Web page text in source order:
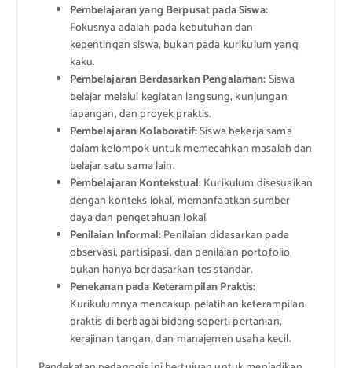
Pembelajaran yang Berpusat pada Siswa:
Fokusnya adalah pada kebutuhan dan
kepentingan siswa, bukan pada kurikulum yang
kaku.
Pembelajaran Berdasarkan Pengalaman:Siswa
belajar melalui kegiatan langsung, kunjungan
lapangan, dan proyek praktis.
Pembelajaran Kolaboratif:Siswa bekerja sama
dalam kelompok untuk memecahkan masalah dan
belajar satu sama lain.
Pembelajaran Kontekstual:Kurikulum disesuaikan
dengan konteks lokal, memanfaatkan sumber
daya dan pengetahuan lokal.
Penilaian Informal:Penilaian didasarkan pada
observasi, partisipasi, dan penilaian portofolio,
bukan hanya berdasarkan tes standar.
Penekanan pada Keterampilan Praktis:
Kurikulumnya mencakup pelatihan keterampilan
praktis di berbagai bidang seperti pertanian,
kerajinan tangan, dan manajemen usaha kecil.